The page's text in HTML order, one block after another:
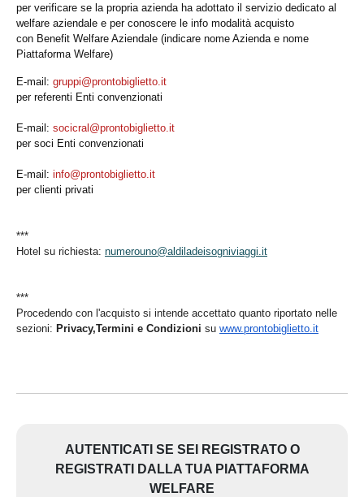
per verificare se la propria azienda ha adottato il servizio dedicato al
welfare aziendale e per conoscere le info modalità acquisto
con Benefit Welfare Aziendale (indicare nome Azienda e nome
Piattaforma Welfare)
E-mail: gruppi@prontobiglietto.it
per referenti Enti convenzionati
E-mail: socicral@prontobiglietto.it
per soci Enti convenzionati
E-mail: info@prontobiglietto.it
per clienti privati
***
Hotel su richiesta: numerouno@aldiladeisogniviaggi.it
***
Procedendo con l'acquisto si intende accettato quanto riportato nelle
sezioni: Privacy,Termini e Condizioni su www.prontobiglietto.it
AUTENTICATI SE SEI REGISTRATO O
REGISTRATI DALLA TUA PIATTAFORMA
WELFARE